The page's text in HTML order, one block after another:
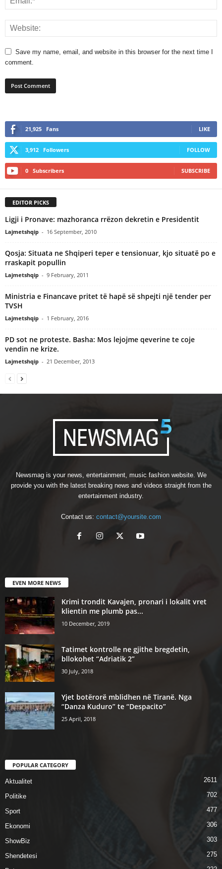
Save my name, email, and website in this browser for the next time I
comment.
21,925 Fans LIKE
3,912 Followers FOLLOW
0 Subscribers SUBSCRIBE
EDITOR PICKS
Ligji i Pronave: mazhoranca rrëzon dekretin e Presidentit
Lajmetshqip - 16 September, 2010
Qosja: Situata ne Shqiperi teper e tensionuar, kjo situatë po e
rraskapit popullin
Lajmetshqip - 9 February, 2011
Ministria e Financave pritet të hapë së shpejti një tender per
TVSH
Lajmetshqip - 1 February, 2016
PD sot ne proteste. Basha: Mos lejojme qeverine te coje
vendin ne krize.
Lajmetshqip - 21 December, 2013
Newsmag is your news, entertainment, music fashion website. We
provide you with the latest breaking news and videos straight from the
entertainment industry.
Contact us: contact@yoursite.com
EVEN MORE NEWS
Krimi trondit Kavajen, pronari i lokalit vret
klientin me plumb pas...
10 December, 2019
Tatimet kontrolle ne gjithe bregdetin,
bllokohet “Adriatik 2”
30 July, 2018
Yjet botërorë mblidhen në Tiranë. Nga
“Danza Kuduro” te “Despacito”
25 April, 2018
POPULAR CATEGORY
Aktualitet 2611
Politike 702
Sport 477
Ekonomi 306
ShowBiz 303
Shendetesi 275